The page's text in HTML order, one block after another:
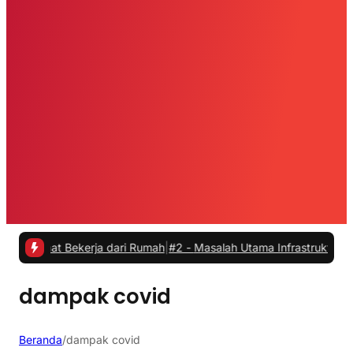
Bekerja dari Rumah |#2 -Masalah Utama Infrastruktur
dampak covid
Beranda/dampak covid